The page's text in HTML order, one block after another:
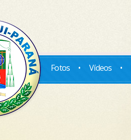
Fotos • Vídeos •